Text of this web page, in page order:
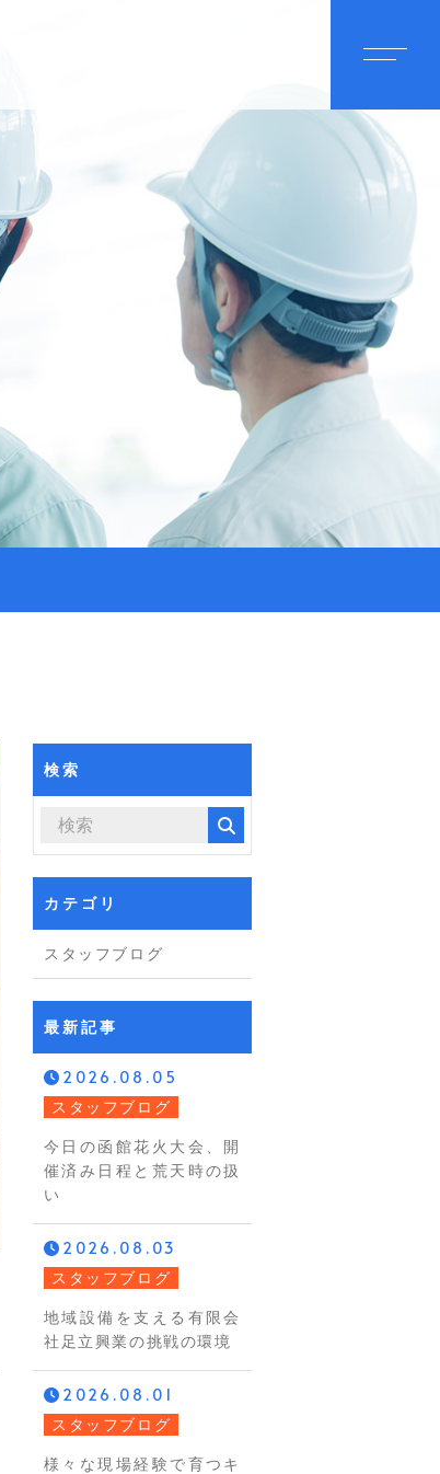
検索
カテゴリ
スタッフブログ
最新記事
2026.08.05
スタッフブログ
今日の函館花火大会、開
催済み日程と荒天時の扱
い
2026.08.03
スタッフブログ
地域設備を支える有限会
社足立興業の挑戦の環境
2026.08.01
スタッフブログ
様々な現場経験で育つキ